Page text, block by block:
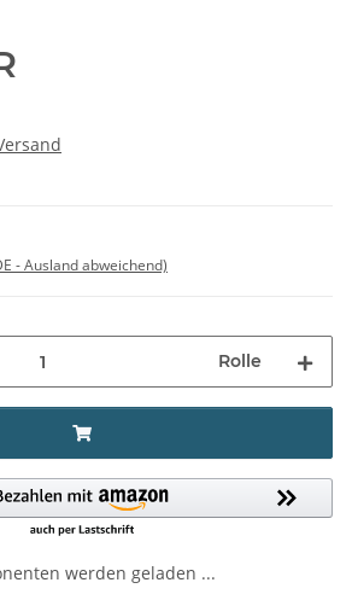
- Ausland abweichend)
Rolle
werden geladen ...